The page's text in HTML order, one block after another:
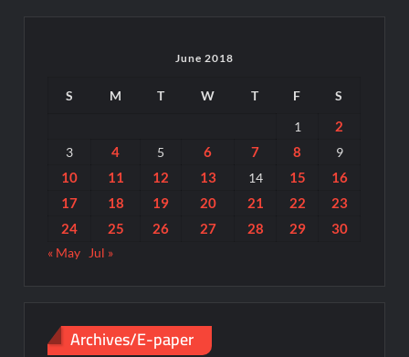
June 2018
S M T W T F
S
1
2
3 4 5 6 7 8 9
10 11 12 13 14 15
16
17
18 19 20 21 22
23
24
25 26 27 28 29 30
« May Jul »
Archives/E-paper